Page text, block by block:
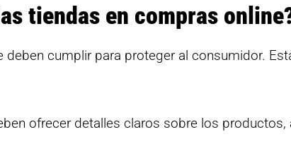
tiendas en compras
cumplir para proteger al consumidor.
ofrecer detalles claros sobre los productos,